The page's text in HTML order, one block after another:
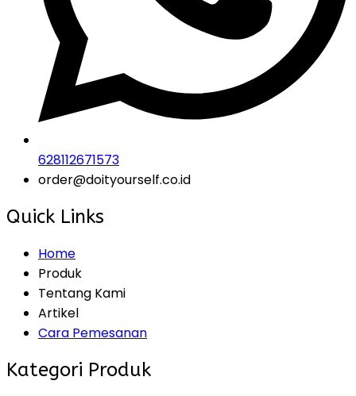
628112671573
order@doityourself.co.id
Quick Links
Home
Produk
Tentang Kami
Artikel
Cara Pemesanan
Kategori Produk